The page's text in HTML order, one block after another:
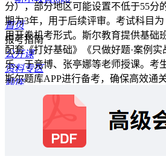
首页
报考指南
公开课
资料专区
题库
分），部分地区可能设置不低于55分
期为3年，用于后续评审。考试科目
用开卷机考形式。斯尔教育提供基础
配套《打好基础》《只做好题·案例实
乐、于竞博、张亭娜等老师授课。考
斯尔题库APP进行备考，确保高效通关